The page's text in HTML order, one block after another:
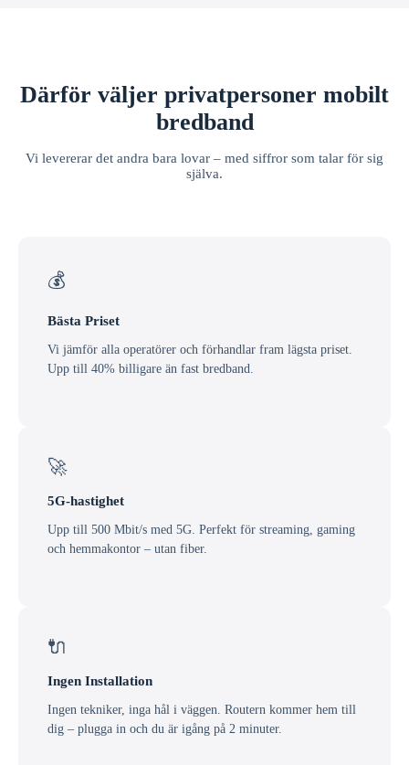
Därför väljer privatpersoner mobilt
bredband
Vi levererar det andra bara lovar – med siffror som talar för sig
själva.
💰
Bästa Priset
Vi jämför alla operatörer och förhandlar fram lägsta priset.
Upp till 40% billigare än fast bredband.
🚀
5G-hastighet
Upp till 500 Mbit/s med 5G. Perfekt för streaming, gaming
och hemmakontor – utan fiber.
🔌
Ingen Installation
Ingen tekniker, inga hål i väggen. Routern kommer hem till
dig – plugga in och du är igång på 2 minuter.